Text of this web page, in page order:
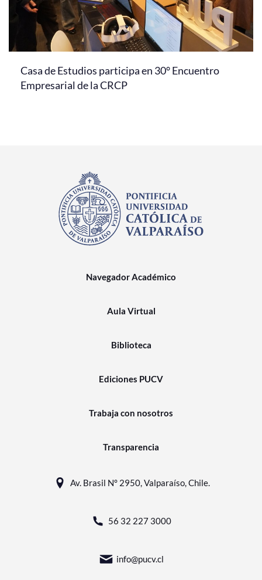
Casa de Estudios participa en 30° Encuentro
Empresarial de la CRCP
Navegador Académico
Aula Virtual
Biblioteca
Ediciones PUCV
Trabaja con nosotros
Transparencia
Av. Brasil N° 2950, Valparaíso, Chile.
56 32 227 3000
info@pucv.cl